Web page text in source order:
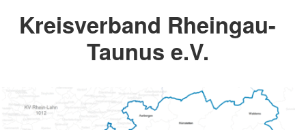
Kreisverband Rheingau-
Taunus e.V.